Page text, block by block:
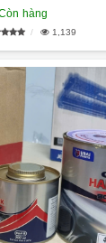
hàng
1,139